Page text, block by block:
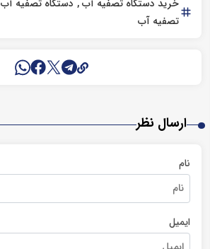
خرید دستگاه تصفیه آب دستگاه تصفیه آب
تصفیه آب
ارسال نظر
نام
ایمیل